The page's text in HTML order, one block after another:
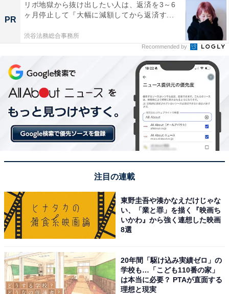
1位：品川／128票
東京都の「品川」は山手線の内側に位置し、歴史的な交
通の要衝でありながら、現在ではビジネスや高級住宅地
としてのイメージが強い地域です。特にナンバープレー
トにおいて「品川」は、東京都の中心部や富裕層が住む
エリアを連想させるため、ステータス性の高さが圧倒的
な「かっこよさ」に繋がりました。そのブランドイメー
ジが他の地名を大きく引き離す結果となりました。
回答者からは「全国的に知名度が高く、都会的でステー
裕層が多くて選ばれた人しかいない印象でかっこいいか
ら」（30代女性／石川県）、「品川はビジネスの中心地
であり、洗練された印象があります」（30代男性／東京
都）といった声が集まりました。
※回答者からのコメントは原文ママです
PR
リボ地獄から抜け出したい人は、返済を3～6
ヶ月停止して『大幅に減額してから返済す...
渋谷法務総合事務所
Recommended by
注目の連載
東野圭吾や湊かなえだけじゃな
い、「業と罪」を描く『映画ち
いかわ』から強く連想した映画
8選
20年間「駆け込み実績ゼロ」の
学校も…「こども110番の家」
は本当に必要？ PTAが直面する
理想と現実